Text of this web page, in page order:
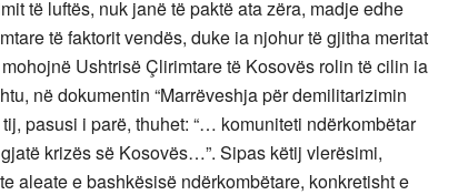
të luftës, nuk janë të paktë ata zëra, madje edhe
të faktorit vendës, duke ia njohur të gjitha meritat
Ushtrisë Çlirimtare të Kosovës rolin të cilin ia
në dokumentin “Marrëveshja për demilitarizimin
pasusi i parë, thuhet: “… komuniteti ndërkombëtar
krizës së Kosovës…”. Sipas këtij vlerësimi,
aleate e bashkësisë ndërkombëtare, konkretisht e